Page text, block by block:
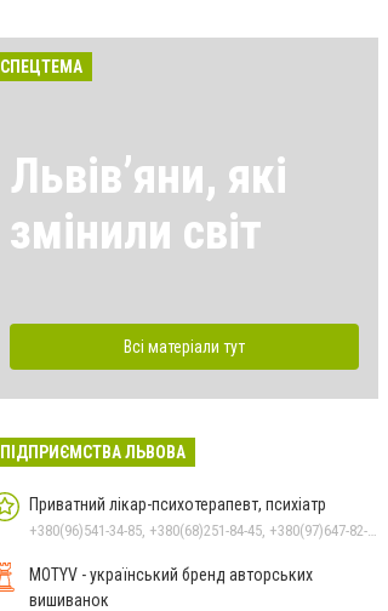
СПЕЦТЕМА
Львівʼяни, які
змінили світ
Всі матеріали тут
ПІДПРИЄМСТВА ЛЬВОВА
Приватний лікар-психотерапевт, психіатр
MOTYV - український бренд авторських
вишиванок